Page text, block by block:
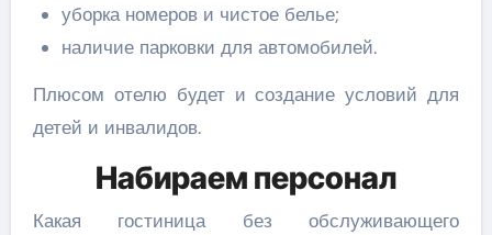
уборка номеров и чистое белье;
наличие парковки для автомобилей.
Плюсом отелю будет и создание условий для
детей и инвалидов.
Набираем персонал
Какая гостиница без обслуживающего